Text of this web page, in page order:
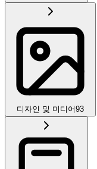
디자인 및 미디어93